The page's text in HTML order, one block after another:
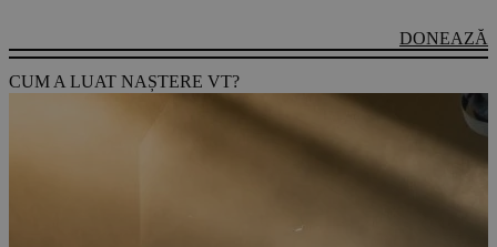
DONEAZĂ
CUM A LUAT NAȘTERE VT?